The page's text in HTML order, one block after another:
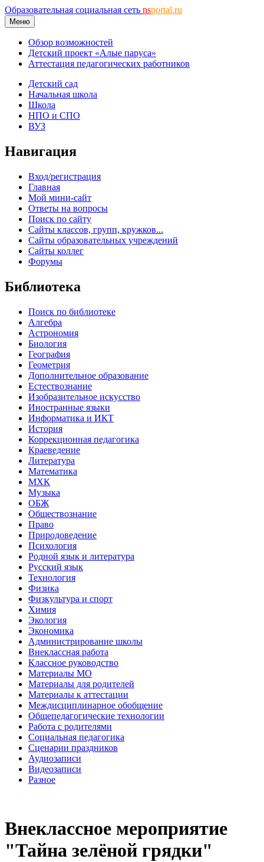
Образовательная социальная сеть nsportal.ru
Меню
Обзор возможностей
Детский проект «Алые паруса»
Аттестация педагогических работников
Детский сад
Начальная школа
Школа
НПО и СПО
ВУЗ
Навигация
Вход/регистрация
Главная
Мой мини-сайт
Ответы на вопросы
Поиск по сайту
Сайты классов, групп, кружков...
Сайты образовательных учреждений
Сайты коллег
Форумы
Библиотека
Поиск по библиотеке
Алгебра
Астрономия
Биология
География
Геометрия
Дополнительное образование
Естествознание
Изобразительное искусство
Иностранные языки
Информатика и ИКТ
История
Коррекционная педагогика
Краеведение
Литература
Математика
МХК
Музыка
ОБЖ
Обществознание
Право
Природоведение
Психология
Родной язык и литература
Русский язык
Технология
Физика
Физкультура и спорт
Химия
Экология
Экономика
Администрирование школы
Внеклассная работа
Классное руководство
Материалы МО
Материалы для родителей
Материалы к аттестации
Междисциплинарное обобщение
Общепедагогические технологии
Работа с родителями
Социальная педагогика
Сценарии праздников
Аудиозаписи
Видеозаписи
Разное
Внеклассное мероприятие
"Тайна зелёной грядки"